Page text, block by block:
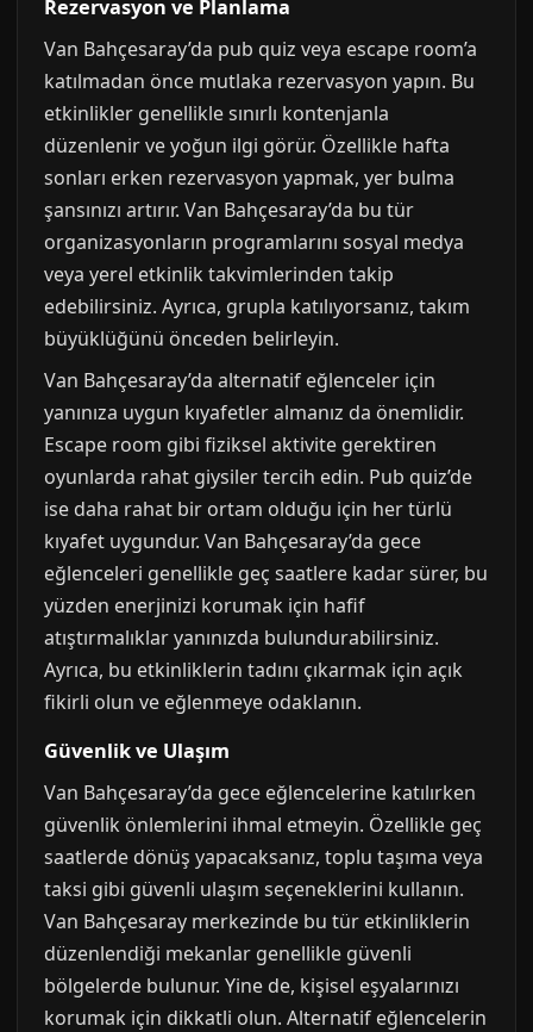
Rezervasyon ve Planlama
Van Bahçesaray’da pub quiz veya escape room’a
katılmadan önce mutlaka rezervasyon yapın. Bu
etkinlikler genellikle sınırlı kontenjanla
düzenlenir ve yoğun ilgi görür. Özellikle hafta
sonları erken rezervasyon yapmak, yer bulma
şansınızı artırır. Van Bahçesaray’da bu tür
organizasyonların programlarını sosyal medya
veya yerel etkinlik takvimlerinden takip
edebilirsiniz. Ayrıca, grupla katılıyorsanız, takım
büyüklüğünü önceden belirleyin.
Van Bahçesaray’da alternatif eğlenceler için
yanınıza uygun kıyafetler almanız da önemlidir.
Escape room gibi fiziksel aktivite gerektiren
oyunlarda rahat giysiler tercih edin. Pub quiz’de
ise daha rahat bir ortam olduğu için her türlü
kıyafet uygundur. Van Bahçesaray’da gece
eğlenceleri genellikle geç saatlere kadar sürer, bu
yüzden enerjinizi korumak için hafif
atıştırmalıklar yanınızda bulundurabilirsiniz.
Ayrıca, bu etkinliklerin tadını çıkarmak için açık
fikirli olun ve eğlenmeye odaklanın.
Güvenlik ve Ulaşım
Van Bahçesaray’da gece eğlencelerine katılırken
güvenlik önlemlerini ihmal etmeyin. Özellikle geç
saatlerde dönüş yapacaksanız, toplu taşıma veya
taksi gibi güvenli ulaşım seçeneklerini kullanın.
Van Bahçesaray merkezinde bu tür etkinliklerin
düzenlendiği mekanlar genellikle güvenli
bölgelerde bulunur. Yine de, kişisel eşyalarınızı
korumak için dikkatli olun. Alternatif eğlencelerin